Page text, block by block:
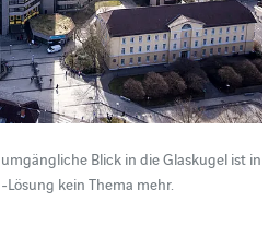
Blick in die Glaskugel ist in
kein Thema mehr.